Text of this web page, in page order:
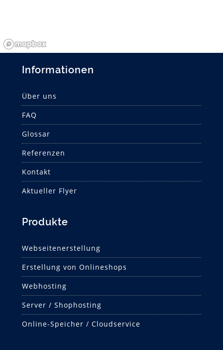
Informationen
Über uns
FAQ
Glossar
Referenzen
Kontakt
Aktueller Flyer
Produkte
Webseitenerstellung
Erstellung von Onlineshops
Webhosting
Server / Shophosting
Online-Speicher / Cloudservice